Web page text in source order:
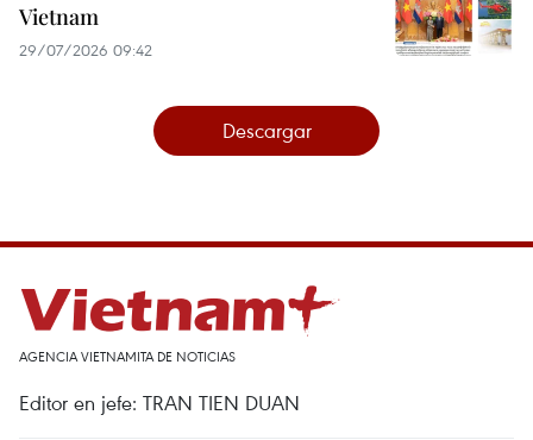
Vietnam
29/07/2026 09:42
Descargar
AGENCIA VIETNAMITA DE NOTICIAS
Editor en jefe: TRAN TIEN DUAN